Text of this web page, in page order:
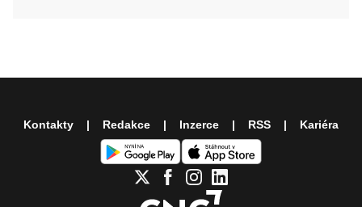
Kontakty Redakce Inzerce RSS Kariéra